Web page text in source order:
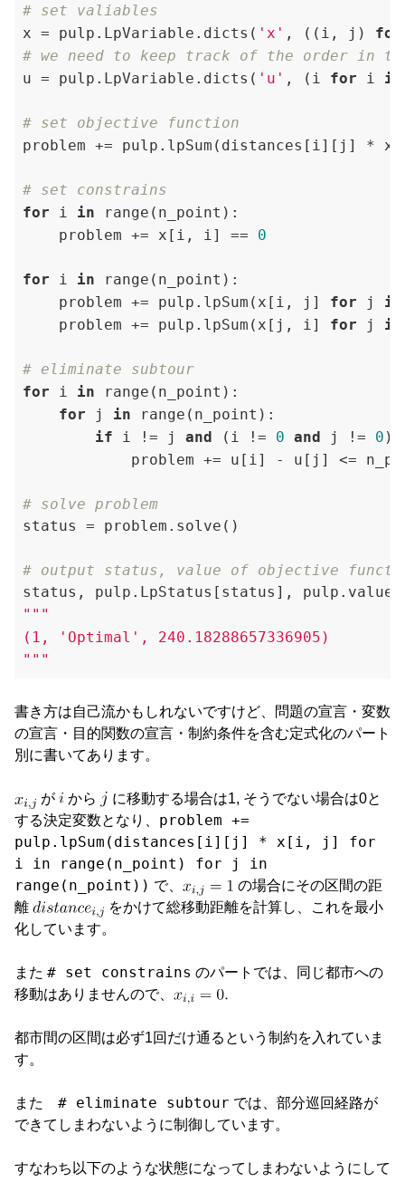
# set valiables
x = pulp.LpVariable.dicts( 'x' , ((i, j) for
# we need to keep track of the order in
u = pulp.LpVariable.dicts( 'u' , (i for i in
# set objective function
problem += pulp.lpSum(distances[i][j]
# set constrains
for i in range(n_point):
    problem += x[i, i] ==
0
for i in range(n_point):
    problem += pulp.lpSum(x[i, j]
for j in
    problem += pulp.lpSum(x[j, i]
for j in
# eliminate subtour
for i in range(n_point):
for j in range(n_point):
if i != j and (i != 0 and j != 0 ):
problem += u[i] - u[j] <=
# solve problem
status = problem.solve()
# output status, value of objective
"""
(1, 'Optimal', 240.18288657336905)
"""
書き方は自己流かもしれないですけど、問題の宣言・変数
の宣言・目的関数の宣言・制約条件を含む定式化のパート
別に書いてあります。
が から
に移動する場合は1, そうでない場合は0と
する決定変数となり、 problem +=
pulp.lpSum(distances[i][j] * x[i, j] for
i in range(n_point) for j in
range(n_point)) で、
の場合にその区間の距
離
をかけて総移動距離を計算し、これを最小
化しています。
また # set constrains のパートでは、同じ都市への
移動はありませんので、
都市間の区間は必ず1回だけ通るという制約を入れていま
す。
また # eliminate subtour では、部分巡回経路が
できてしまわないように制御しています。
すなわち以下のような状態になってしまわないようにして